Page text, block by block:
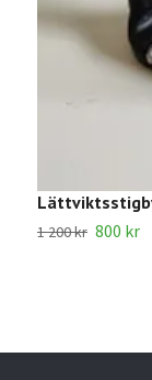
1 200 kr 800 kr